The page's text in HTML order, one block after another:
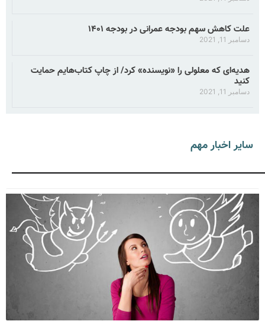
علت کاهش سهم بودجه عمرانی در بودجه ۱۴۰۱
دسامبر 11, 2021
هدیه‌ای که معلولی را «نویسنده» کرد/ از چاپ کتاب‌هایم حمایت
کنید
دسامبر 11, 2021
سایر اخبار مهم